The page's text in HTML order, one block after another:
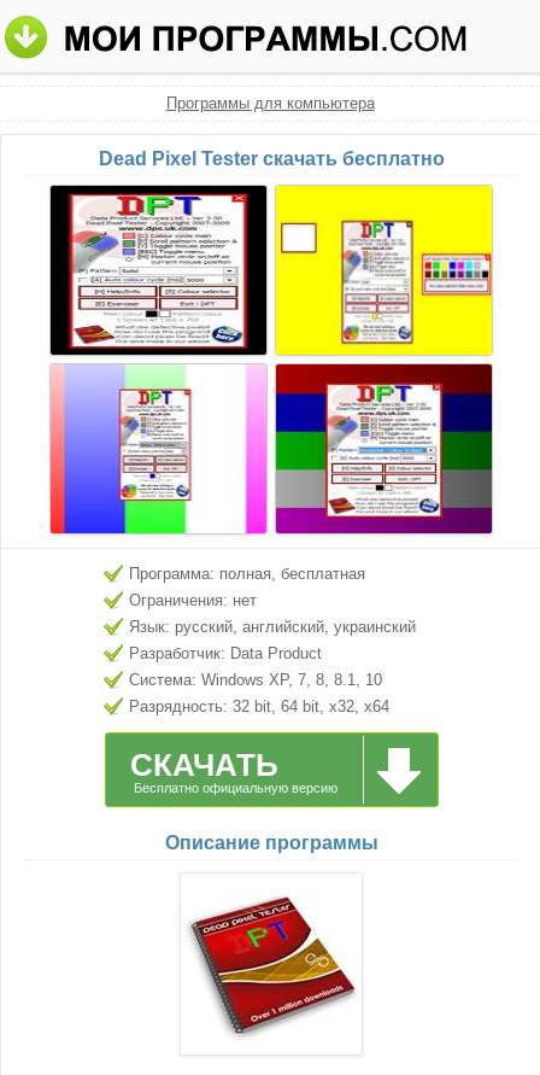
Программы для компьютера
Dead Pixel Tester скачать бесплатно
Программа: полная, бесплатная
Ограничения: нет
Язык: русский, английский, украинский
Разработчик: Data Product
Система: Windows XP, 7, 8, 8.1, 10
Разрядность: 32 bit, 64 bit, x32, x64
СКАЧАТЬ
Бесплатно официальную версию
Описание программы